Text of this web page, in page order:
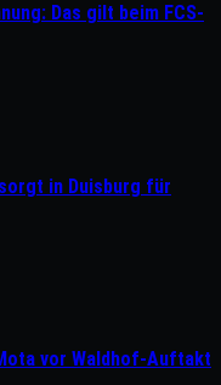
Das gilt beim FCS-
in Duisburg für
vor Waldhof-Auftakt